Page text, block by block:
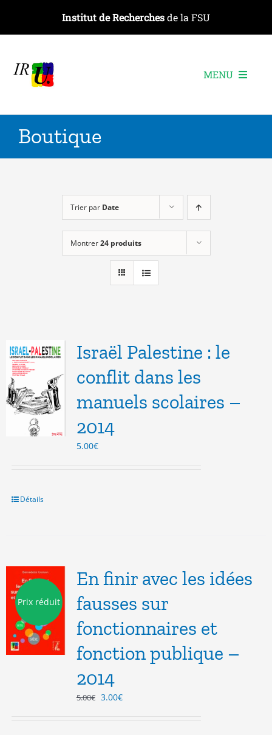
contenu
Institut de Recherchesde la FSU
MENU
Les recherches
Les événements
Boutique
Trier par Date
Montrer24 produits
Israël Palestine : le
conflit dans les
manuels scolaires –
2014
5.00€
Détails
Prix réduit
En finir avec les idées
fausses sur
fonctionnaires et
fonction publique –
2014
5.00€ Le
3.00€Le